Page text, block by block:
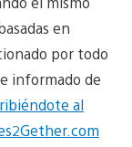
en
por todo
informado de
al